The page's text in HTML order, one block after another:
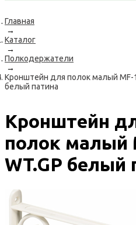
Главная
→
Каталог
→
Полкодержатели
→
Кронштейн для полок малый MF-
белый патина
Кронштейн
полок малый
WT.GP белый